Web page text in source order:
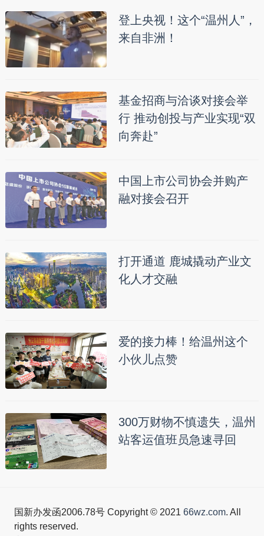
登上央视！这个“温州人”，
来自非洲！
基金招商与洽谈对接会举
行 推动创投与产业实现“双
向奔赴”
中国上市公司协会并购产
融对接会召开
打开通道 鹿城撬动产业文
化人才交融
爱的接力棒！给温州这个
小伙儿点赞
300万财物不慎遗失，温州
站客运值班员急速寻回
国新办发函2006.78号 Copyright © 2021 66wz.com. All
rights reserved.